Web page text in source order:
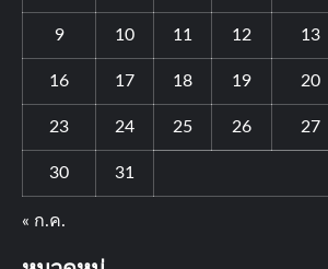
9 10 11 12 13
16 17 18 19 20
23 24 25 26 27
30 31
« ก.ค.